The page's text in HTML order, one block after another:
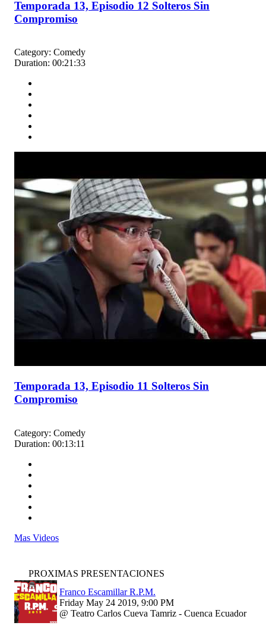
Temporada 13, Episodio 12 Solteros Sin
Compromiso
Category: Comedy
Duration: 00:21:33
Temporada 13, Episodio 11 Solteros Sin
Compromiso
Category: Comedy
Duration: 00:13:11
Mas Videos
PROXIMAS PRESENTACIONES
Franco Escamillar R.P.M.
Friday May 24 2019, 9:00 PM
@ Teatro Carlos Cueva Tamriz - Cuenca Ecuador